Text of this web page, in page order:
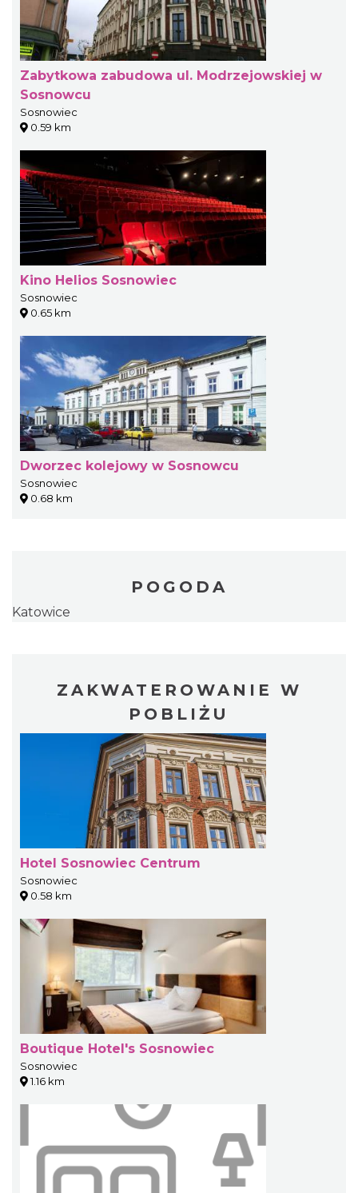
Zabytkowa zabudowa ul. Modrzejowskiej w
Sosnowcu
Sosnowiec
0.59 km
Kino Helios Sosnowiec
Sosnowiec
0.65 km
Dworzec kolejowy w Sosnowcu
Sosnowiec
0.68 km
POGODA
Katowice
ZAKWATEROWANIE W
POBLIŻU
Hotel Sosnowiec Centrum
Sosnowiec
0.58 km
Boutique Hotel's Sosnowiec
Sosnowiec
1.16 km